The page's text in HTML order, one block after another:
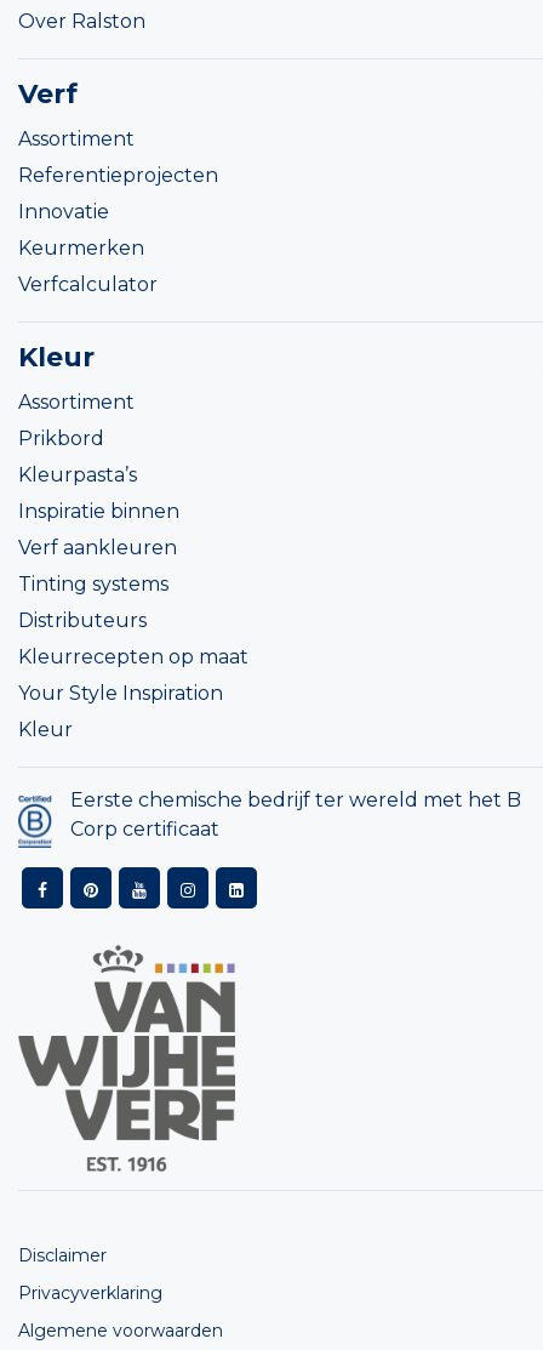
Over Ralston
Verf
Assortiment
Referentieprojecten
Innovatie
Keurmerken
Verfcalculator
Kleur
Assortiment
Prikbord
Kleurpasta’s
Inspiratie binnen
Verf aankleuren
Tinting systems
Distributeurs
Kleurrecepten op maat
Your Style Inspiration
Kleur
Eerste chemische bedrijf ter wereld met het B
Corp certificaat
Disclaimer
Privacyverklaring
Algemene voorwaarden